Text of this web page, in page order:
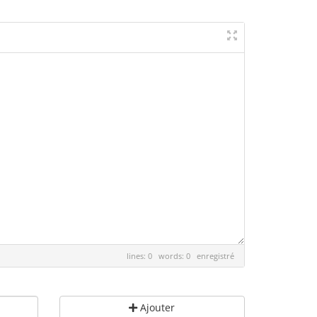
lines: 0 words: 0 enregistré
Ajouter